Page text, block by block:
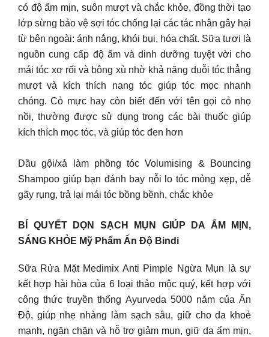
có độ ẩm mịn, suôn mượt và chắc khỏe, đồng thời tạo
lớp sừng bảo vệ sợi tóc chống lại các tác nhân gây hại
từ bên ngoài: ánh nắng, khói bụi, hóa chất. Sữa tươi là
nguồn cung cấp độ ẩm và dinh dưỡng tuyệt vời cho
mái tóc xơ rối và bông xù nhờ khả năng duỗi tóc thẳng
mượt và kích thích nang tóc giúp tóc mọc nhanh
chóng. Cỏ mực hay còn biết đến với tên gọi cỏ nhọ
nồi, thường được sử dụng trong các bài thuốc giúp
kích thích mọc tóc, và giúp tóc đen hơn
Dầu gội/xả làm phồng tóc Volumising & Bouncing
Shampoo giúp bạn đánh bay nỗi lo tóc mỏng xẹp, dễ
gãy rụng, trả lại mái tóc bồng bềnh, chắc khỏe
BÍ QUYẾT DỌN SẠCH MỤN GIÚP DA ẨM MỊN,
SÁNG KHỎE Mỹ Phẩm Ấn Độ Bindi
Sữa Rửa Mặt Medimix Anti Pimple Ngừa Mụn là sự
kết hợp hài hòa của 6 loại thảo mộc quý, kết hợp với
công thức truyền thống Ayurveda 5000 năm của Ấn
Độ, giúp nhẹ nhàng làm sạch sâu, giữ cho da khoẻ
mạnh, ngăn chặn và hỗ trợ giảm mụn, giữ da ẩm mịn,